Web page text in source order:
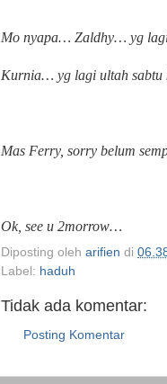
Mo nyapa… Zaldhy… yg
Kurnia… yg lagi ultah sabtu
Mas Ferry, sorry belum
Ok, see u 2morrow…
Diposting oleh arifien di
Label: haduh
Tidak ada komentar:
Posting Komentar